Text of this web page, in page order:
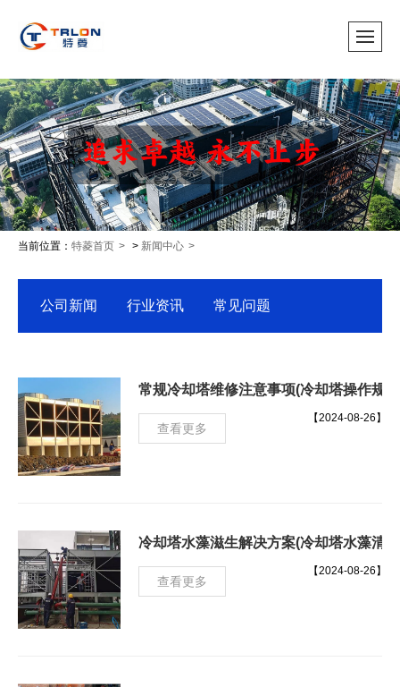
当前位置： 特菱首页 > 新闻中心
公司新闻 行业资讯 常见问题
常规冷却塔维修注意事项(冷却塔操作规
【2024-08-26】
查看更多
冷却塔水藻滋生解决方案(冷却塔水藻清
【2024-08-26】
查看更多